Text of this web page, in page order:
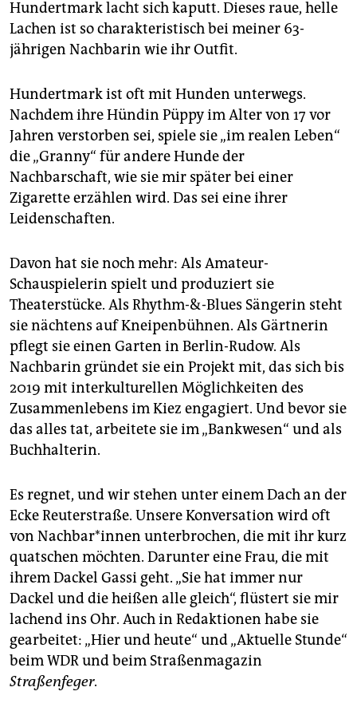
Hundertmark lacht sich kaputt. Dieses raue, helle
Lachen ist so charakteristisch bei meiner 63-
jährigen Nachbarin wie ihr Outfit.
Hundertmark ist oft mit Hunden unterwegs.
Nachdem ihre Hündin Püppy im Alter von 17 vor
Jahren verstorben sei, spiele sie „im realen Leben“
die „Granny“ für andere Hunde der
Nachbarschaft, wie sie mir später bei einer
Zigarette erzählen wird. Das sei eine ihrer
Leidenschaften.
Davon hat sie noch mehr: Als Amateur-
Schauspielerin spielt und produziert sie
Theaterstücke. Als Rhythm-&-Blues Sängerin steht
sie nächtens auf Kneipenbühnen. Als Gärtnerin
pflegt sie einen Garten in Berlin-Rudow. Als
Nachbarin gründet sie ein Projekt mit, das sich bis
2019 mit interkulturellen Möglichkeiten des
Zusammenlebens im Kiez engagiert. Und bevor sie
das alles tat, arbeitete sie im „Bankwesen“ und als
Buchhalterin.
Es regnet, und wir stehen unter einem Dach an der
Ecke Reuterstraße. Unsere Konversation wird oft
von Nach­ba­r*in­nen unterbrochen, die mit ihr kurz
quatschen möchten. Darunter eine Frau, die mit
ihrem Dackel Gassi geht. „Sie hat immer nur
Dackel und die heißen alle gleich“, flüstert sie mir
lachend ins Ohr. Auch in Redaktionen habe sie
gearbeitet: „Hier und heute“ und „Aktuelle Stunde“
beim WDR und beim Straßenmagazin
Straßenfeger.